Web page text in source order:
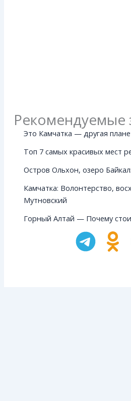
Рекомендуемые
Это Камчатка — другая
Топ 7 самых красивых мест
Остров Ольхон, озеро
Камчатка: Волонтерство,
Мутновский
Горный Алтай — Почему